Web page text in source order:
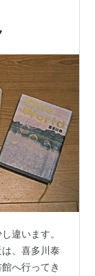
違います。
、喜多川泰
へ行ってき